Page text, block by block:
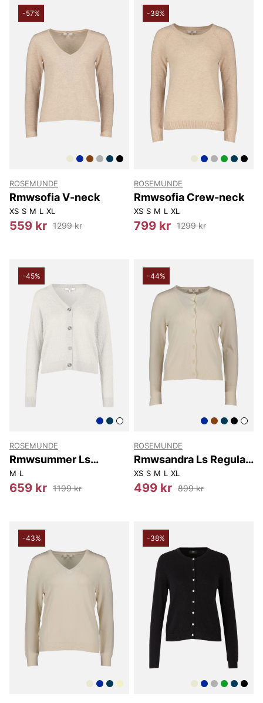
-57%
ROSEMUNDE
Rmwsofia V-neck
XS S M L XL
559 kr 1299 kr
-38%
ROSEMUNDE
Rmwsofia Crew-neck
XS S M L XL
799 kr 1299 kr
-45%
ROSEMUNDE
Rmwsummer Ls
Pointelle Cardigan
M L
659 kr 1199 kr
-44%
ROSEMUNDE
Rmwsandra Ls Regular
Cardigan
XS S M L XL
499 kr 899 kr
-43% -38%